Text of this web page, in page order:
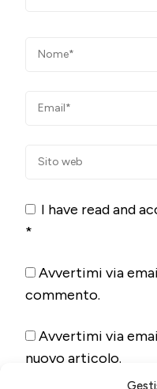
I have read and
*
Avvertimi via
commento.
Avvertimi via
nuovo articolo.